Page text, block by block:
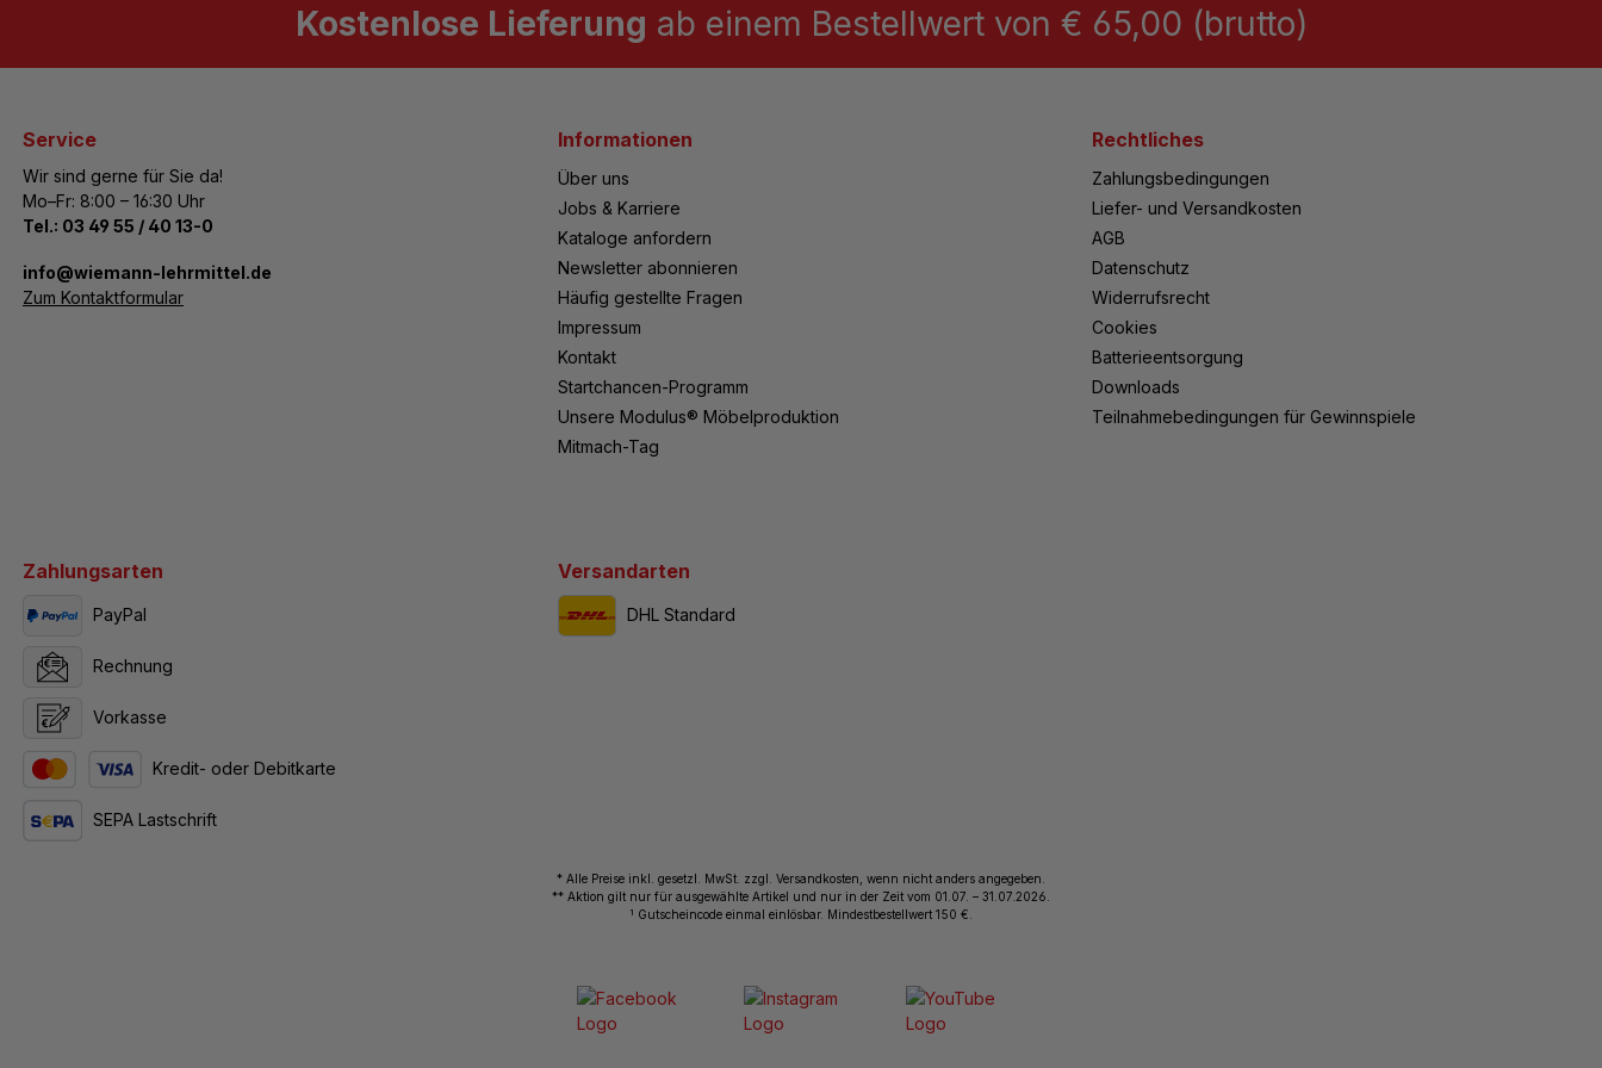
Kostenlose Lieferung ab einem Bestellwert von € 65,00 (brutto)
Service
Wir sind gerne für Sie da!
Mo–Fr: 8:00 – 16:30 Uhr
Tel.: 03 49 55 / 40 13-0
­info@wiemann-lehrmittel.de
Zum Kontaktformular
Informationen
Über uns
Jobs & Karriere
Kataloge anfordern
Newsletter abonnieren
Häufig gestellte Fragen
Impressum
Kontakt
Startchancen-Programm
Unsere Modulus® Möbelproduktion
Mitmach-Tag
Rechtliches
Zahlungsbedingungen
Liefer- und Versandkosten
AGB
Datenschutz
Widerrufsrecht
Cookies
Batterieentsorgung
Downloads
Teilnahmebedingungen für Gewinnspiele
Zahlungsarten
PayPal
Rechnung
Vorkasse
Kredit- oder Debitkarte
SEPA Lastschrift
Versandarten
DHL Standard
* Alle Preise inkl. gesetzl. MwSt. zzgl. Versandkosten, wenn nicht anders angegeben.
** Aktion gilt nur für ausgewählte Artikel und nur in der Zeit vom 01.07. – 31.07.2026.
1 Gutscheincode einmal einlösbar. Mindestbestellwert 150 €.